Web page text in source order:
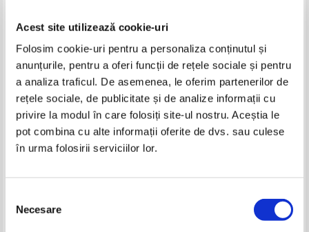
Acest site utilizează cookie-uri
Folosim cookie-uri pentru a personaliza conținutul și
anunțurile, pentru a oferi funcții de rețele sociale și pentru
a analiza traficul. De asemenea, le oferim partenerilor de
rețele sociale, de publicitate și de analize informații cu
privire la modul în care folosiți site-ul nostru. Aceștia le
pot combina cu alte informații oferite de dvs. sau culese
în urma folosirii serviciilor lor.
consimțământului
Necesare
Alexandru Macedonski - Poezii
10,00Lei 5,00
Adaugă în coș
Liviu Ioan Stoiciu - O lume
paralela
Lei
Adaugă în coș